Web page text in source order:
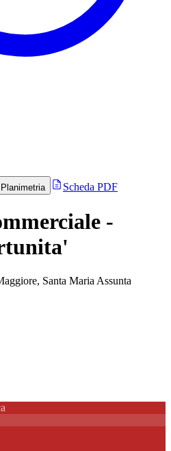
Planimetria Scheda PDF
-
Santa Maria Assunta